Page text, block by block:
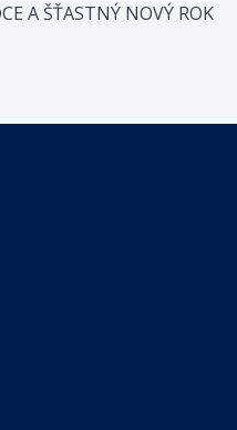
Bank International.
A ŠŤASTNÝ NOVÝ ROK